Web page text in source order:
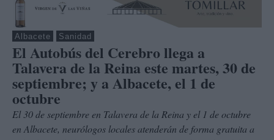
Albacete Sanidad
El Autobús del Cerebro llega a
Talavera de la Reina este martes, 30 de
septiembre; y a Albacete, el 1 de
octubre
El 30 de septiembre en Talavera de la Reina y el 1 de octubre
en Albacete, neurólogos locales atenderán de forma gratuita a